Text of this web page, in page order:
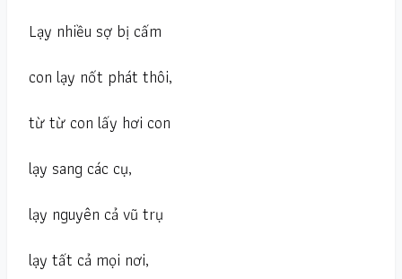
Lạy nhiều sợ bị cấm
con lạy nốt phát thôi,
từ từ con lấy hơi con
lạy sang các cụ,
lạy nguyên cả vũ trụ
lạy tất cả mọi nơi,